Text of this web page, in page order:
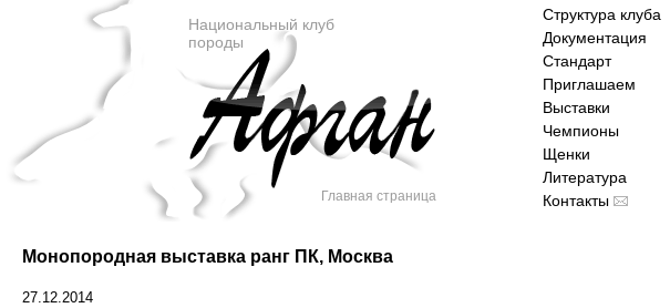
Национальный клуб
породы
Главная страница
Структура клуба
Документация
Стандарт
Приглашаем
Выставки
Чемпионы
Щенки
Литература
Контакты
Монопородная выставка ранг ПК, Москва
27.12.2014